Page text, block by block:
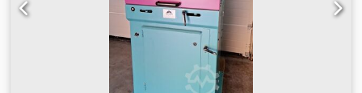
ponownie zwalniane. - Hydropneumatyczny, bezstopniowy
posuw brzeszczotu - Cięcie ukośne po obu stronach R - L -
Możliwość cięcia wzdłużnego pod kątem 0 - System
chłodzenia - 1 tarcza piły Siegfried Volz Machine Tools
Rüschebrinkstr. 151-153 DE - 44143 Dortmund - Wambel